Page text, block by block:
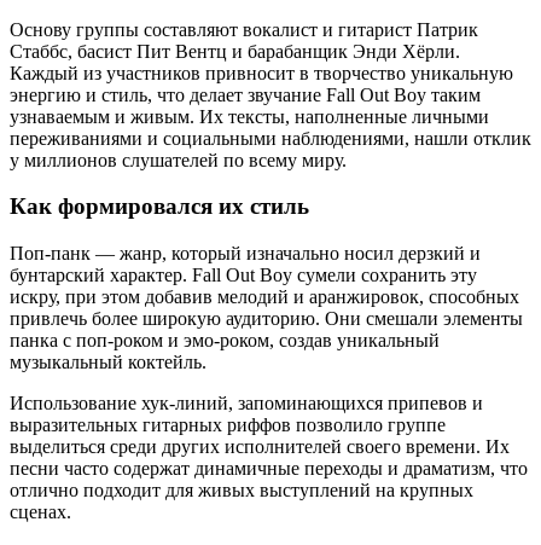
Основу группы составляют вокалист и гитарист Патрик
Стаббс, басист Пит Вентц и барабанщик Энди Хёрли.
Каждый из участников привносит в творчество уникальную
энергию и стиль, что делает звучание Fall Out Boy таким
узнаваемым и живым. Их тексты, наполненные личными
переживаниями и социальными наблюдениями, нашли отклик
у миллионов слушателей по всему миру.
Как формировался их стиль
Поп-панк — жанр, который изначально носил дерзкий и
бунтарский характер. Fall Out Boy сумели сохранить эту
искру, при этом добавив мелодий и аранжировок, способных
привлечь более широкую аудиторию. Они смешали элементы
панка с поп-роком и эмо-роком, создав уникальный
музыкальный коктейль.
Использование хук-линий, запоминающихся припевов и
выразительных гитарных риффов позволило группе
выделиться среди других исполнителей своего времени. Их
песни часто содержат динамичные переходы и драматизм, что
отлично подходит для живых выступлений на крупных
сценах.